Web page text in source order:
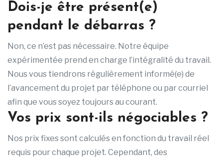
Dois-je être présent(e)
pendant le débarras ?
Non, ce n’est pas nécessaire. Notre équipe
expérimentée prend en charge l’intégralité du travail.
Nous vous tiendrons régulièrement informé(e) de
l’avancement du projet par téléphone ou par courriel
afin que vous soyez toujours au courant.
Vos prix sont-ils négociables ?
Nos prix fixes sont calculés en fonction du travail réel
requis pour chaque projet. Cependant, des